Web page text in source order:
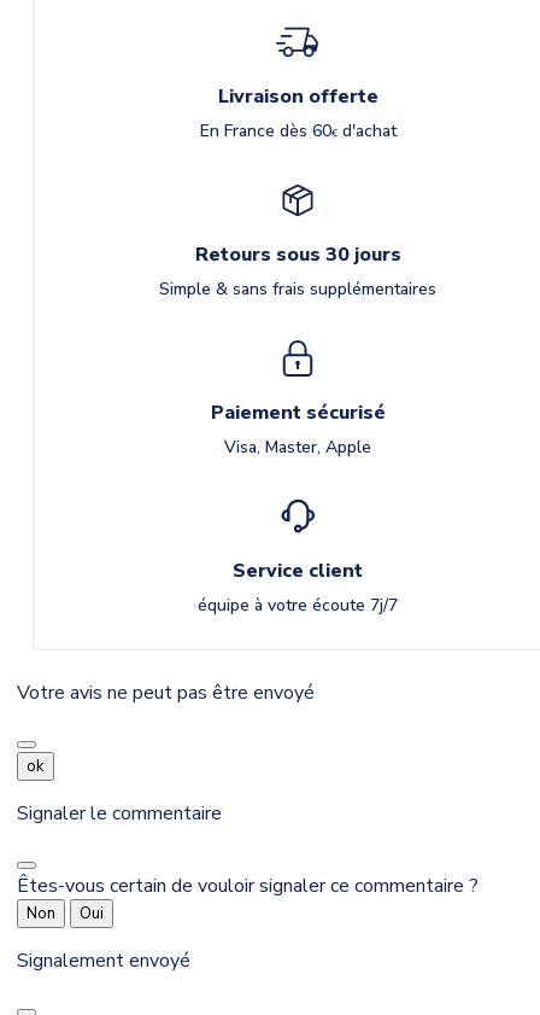
Livraison offerte
En France dès 60€d'achat
Retours sous 30 jours
Simple & sans frais supplémentaires
Paiement sécurisé
Visa, Master, Apple
Service client
équipe à votre écoute 7j/7
Votre avis ne peut pas être envoyé
ok
Signaler le commentaire
Êtes-vous certain de vouloir signaler ce commentaire ?
Non Oui
Signalement envoyé